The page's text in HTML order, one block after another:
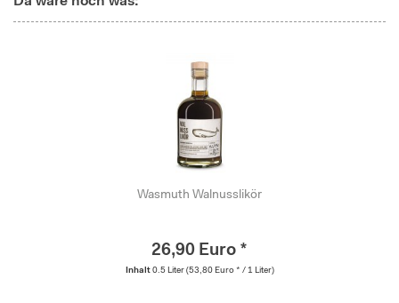
Wasmuth Walnusslikör
26,90 Euro *
Inhalt 0.5 Liter (53,80 Euro * / 1 Liter)